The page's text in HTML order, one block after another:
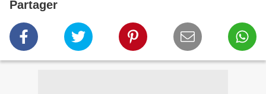
Partager